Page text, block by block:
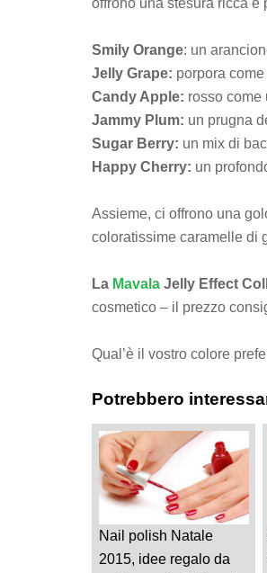
offrono una stesura ricca
Smily Orange: un
Jelly Grape: porpora come
Candy Apple: rosso come
Jammy Plum: un prugna
Sugar Berry: un mix di
Happy Cherry: un
Assieme, ci offrono una
coloratissime caramelle di
La Mavala Jelly Effect
cosmetico – il prezzo
Qual’è il vostro colore
Potrebbero
Nail polish Natale
2015, idee regalo da